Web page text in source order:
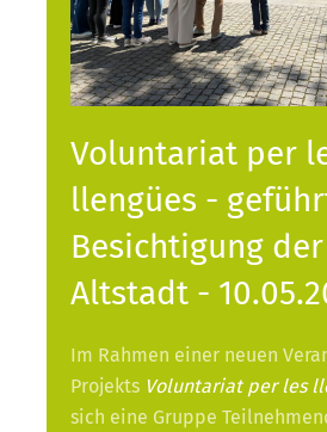
Voluntariat per
llengües -
Besichtigung
Altstadt -
Im Rahmen einer neuen
Projekts Voluntariat per les
sich eine Gruppe